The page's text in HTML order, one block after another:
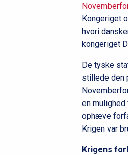
Kongeriget
hvori
kongeriget
De tyske
stillede den
en
ophæve
Krigen var
Krigens